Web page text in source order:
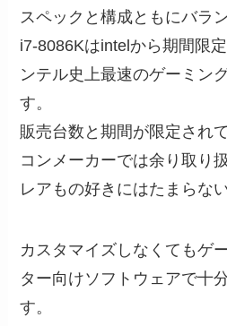
スペックと構成ともにバラ
i7-8086Kはintelから期間限
ンテル史上最速のゲーミン
す。
販売台数と期間が限定され
コンメーカーでは余り取り
レアもの好きにはたまらな
カスタマイズしなくてもゲ
ター向けソフトウェアで十
す。